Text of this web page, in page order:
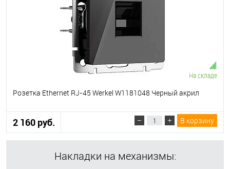
На складе
Розетка Ethernet RJ-45 Werkel W1181048 Черный акрил
2 160 руб. В корзину
Накладки на механизмы: